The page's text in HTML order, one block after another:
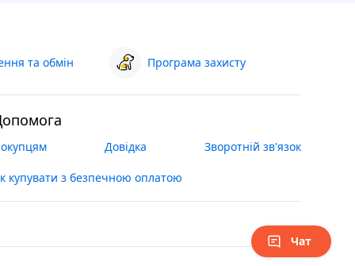
та обмін Програма захисту
Довідка Зворотній зв'язок
купувати з безпечною оплатою
Чат